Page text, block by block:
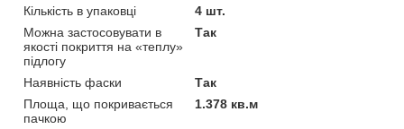
Кількість в упаковці
4 шт.
Можна застосовувати в
якості покриття на «теплу»
підлогу
Так
Наявність фаски
Так
Площа, що покривається
пачкою
1.378 кв.м